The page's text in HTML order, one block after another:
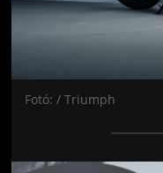
Fotó: / Triumph